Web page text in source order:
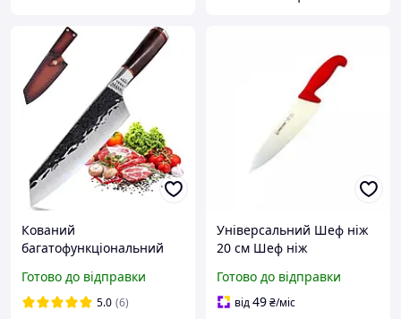
Кований
багатофункціональний
18 см з ергономічною
дерев'яною ручкою
Готово до відправки
5.0 (6)
Універсальний Шеф ніж
20 см Шеф ніж
Кухарський ніж з лезом з
нержавіючої сталі
Готово до відправки
від49₴/міс